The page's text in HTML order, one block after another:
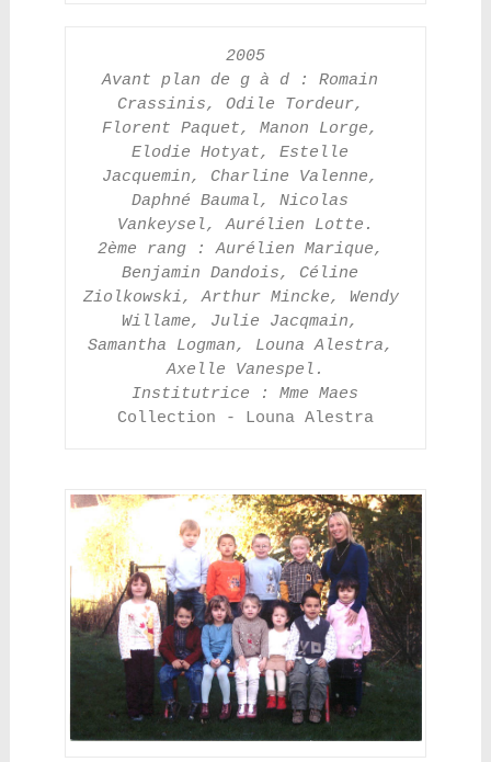
2005
Avant plan de g à d : Romain
Crassinis, Odile Tordeur,
Florent Paquet, Manon Lorge,
Elodie Hotyat, Estelle
Jacquemin, Charline Valenne,
Daphné Baumal, Nicolas
Vankeysel, Aurélien Lotte.
2ème rang : Aurélien Marique,
Benjamin Dandois, Céline
Ziolkowski, Arthur Mincke, Wendy
Willame, Julie Jacqmain,
Samantha Logman, Louna Alestra,
Axelle Vanespel.
Institutrice : Mme Maes
Collection - Louna Alestra